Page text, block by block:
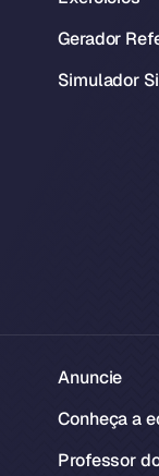
Gerador
Simulador
Anuncie
Conheça a
Professor